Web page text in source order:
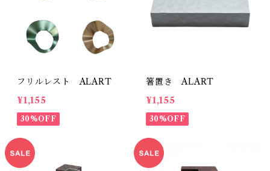
フリルレスト ALART
¥1,155
30%OFF
箸置き ALART
¥1,155
30%OFF